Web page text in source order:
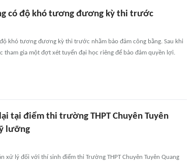
có độ khó tương đương kỳ thi trước
khó tương đương kỳ thi trước nhằm bảo đảm công bằng. Sau khi
tham gia một đợt xét tuyển đại học riêng để bảo đảm quyền lợi.
tại điểm thi trường THPT Chuyên Tuyên
lưỡng
xử lý đối với thí sinh điểm thi Trường THPT Chuyên Tuyên Quang